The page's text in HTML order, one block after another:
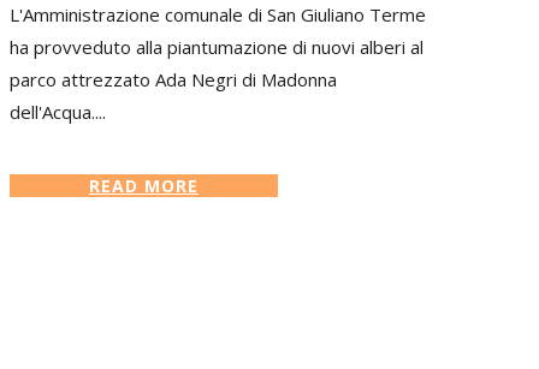
L'Amministrazione comunale di San Giuliano Terme
ha provveduto alla piantumazione di nuovi alberi al
parco attrezzato Ada Negri di Madonna
dell'Acqua....
READ MORE